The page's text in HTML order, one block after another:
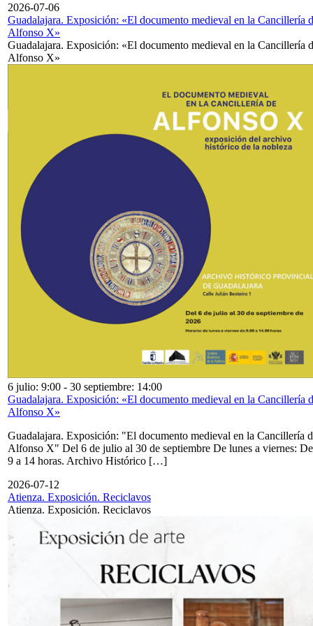
2026-07-06
Guadalajara. Exposición: «El documento medieval en la Cancillería
Alfonso X»
Guadalajara. Exposición: «El documento medieval en la Cancillería
Alfonso X»
6 julio: 9:00 - 30 septiembre: 14:00
Guadalajara. Exposición: «El documento medieval en la Cancillería
Alfonso X»
Guadalajara. Exposición: "El documento medieval en la Cancillería
Alfonso X" Del 6 de julio al 30 de septiembre De lunes a viernes: De
9 a 14 horas. Archivo Histórico […]
2026-07-12
Atienza. Exposición. Reciclavos
Atienza. Exposición. Reciclavos